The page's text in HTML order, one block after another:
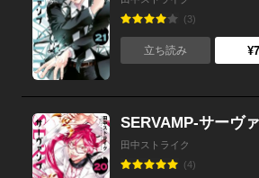
(3)
立ち読み
SERVAMP-サーヴ
田中ストライク
(4)